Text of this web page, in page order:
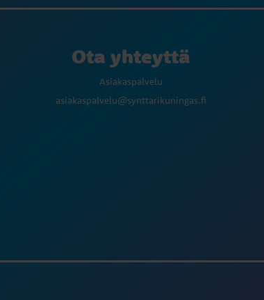
Ota yhteyttä
Asiakaspalvelu
asiakaspalvelu@synttarikuningas.fi